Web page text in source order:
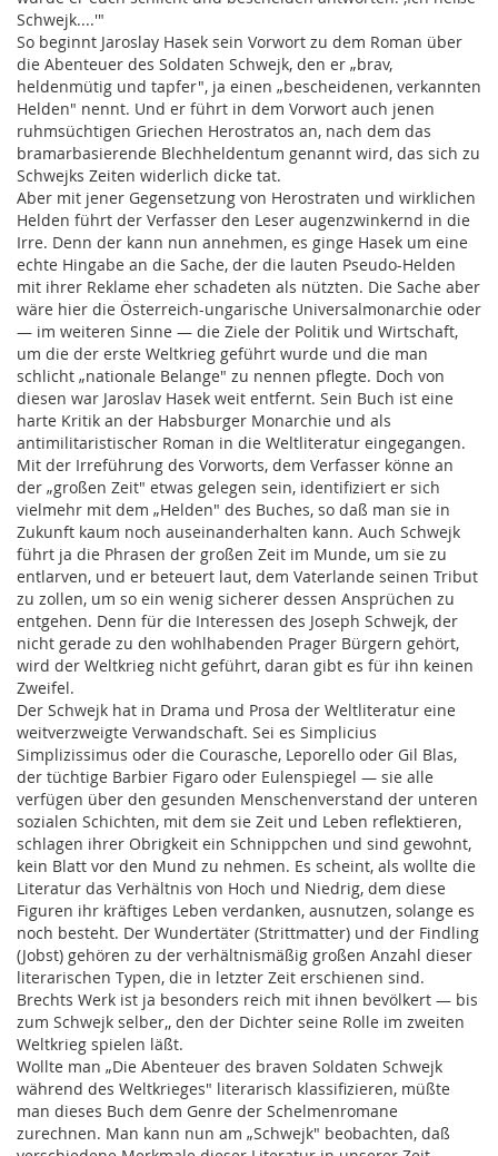
Schwejk....'"
So beginnt Jaroslay Hasek sein Vorwort zu dem Roman über
die Abenteuer des Soldaten Schwejk, den er „brav,
heldenmütig und tapfer", ja einen „bescheidenen, verkannten
Helden" nennt. Und er führt in dem Vorwort auch jenen
ruhmsüchtigen Griechen Herostratos an, nach dem das
bramarbasierende Blechheldentum genannt wird, das sich zu
Schwejks Zeiten widerlich dicke tat.
Aber mit jener Gegensetzung von Herostraten und wirklichen
Helden führt der Verfasser den Leser augenzwinkernd in die
Irre. Denn der kann nun annehmen, es ginge Hasek um eine
echte Hingabe an die Sache, der die lauten Pseudo-Helden
mit ihrer Reklame eher schadeten als nützten. Die Sache aber
wäre hier die Österreich-ungarische Universalmonarchie oder
— im weiteren Sinne — die Ziele der Politik und Wirtschaft,
um die der erste Weltkrieg geführt wurde und die man
schlicht „nationale Belange" zu nennen pflegte. Doch von
diesen war Jaroslav Hasek weit entfernt. Sein Buch ist eine
harte Kritik an der Habsburger Monarchie und als
antimilitaristischer Roman in die Weltliteratur eingegangen.
Mit der Irreführung des Vorworts, dem Verfasser könne an
der „großen Zeit" etwas gelegen sein, identifiziert er sich
vielmehr mit dem „Helden" des Buches, so daß man sie in
Zukunft kaum noch auseinanderhalten kann. Auch Schwejk
führt ja die Phrasen der großen Zeit im Munde, um sie zu
entlarven, und er beteuert laut, dem Vaterlande seinen Tribut
zu zollen, um so ein wenig sicherer dessen Ansprüchen zu
entgehen. Denn für die Interessen des Joseph Schwejk, der
nicht gerade zu den wohlhabenden Prager Bürgern gehört,
wird der Weltkrieg nicht geführt, daran gibt es für ihn keinen
Zweifel.
Der Schwejk hat in Drama und Prosa der Weltliteratur eine
weitverzweigte Verwandschaft. Sei es Simplicius
Simplizissimus oder die Courasche, Leporello oder Gil Blas,
der tüchtige Barbier Figaro oder Eulenspiegel — sie alle
verfügen über den gesunden Menschenverstand der unteren
sozialen Schichten, mit dem sie Zeit und Leben reflektieren,
schlagen ihrer Obrigkeit ein Schnippchen und sind gewohnt,
kein Blatt vor den Mund zu nehmen. Es scheint, als wollte die
Literatur das Verhältnis von Hoch und Niedrig, dem diese
Figuren ihr kräftiges Leben verdanken, ausnutzen, solange es
noch besteht. Der Wundertäter (Strittmatter) und der Findling
(Jobst) gehören zu der verhältnismäßig großen Anzahl dieser
literarischen Typen, die in letzter Zeit erschienen sind.
Brechts Werk ist ja besonders reich mit ihnen bevölkert — bis
zum Schwejk selber,, den der Dichter seine Rolle im zweiten
Weltkrieg spielen läßt.
Wollte man „Die Abenteuer des braven Soldaten Schwejk
während des Weltkrieges" literarisch klassifizieren, müßte
man dieses Buch dem Genre der Schelmenromane
zurechnen. Man kann nun am „Schwejk" beobachten, daß